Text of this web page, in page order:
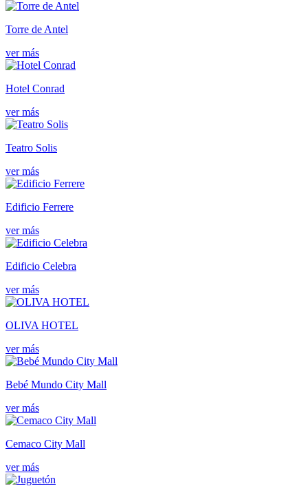
Torre de Antel
ver más
Hotel Conrad
ver más
Teatro Solis
ver más
Edificio Ferrere
ver más
Edificio Celebra
ver más
OLIVA HOTEL
ver más
Bebé Mundo City Mall
ver más
Cemaco City Mall
ver más